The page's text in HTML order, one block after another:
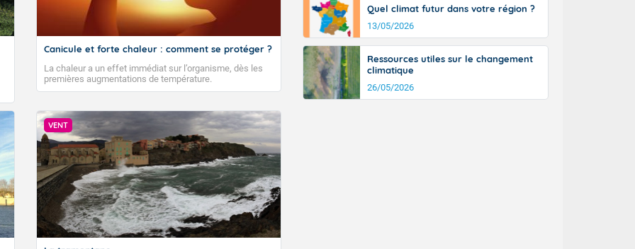
Canicule et forte chaleur : comment se protéger ?
La chaleur a un effet immédiat sur l’organisme, dès les
premières augmentations de température.
VENT
Quel climat futur dans votre région ?
13/05/2026
Ressources utiles sur le changement
climatique
26/05/2026